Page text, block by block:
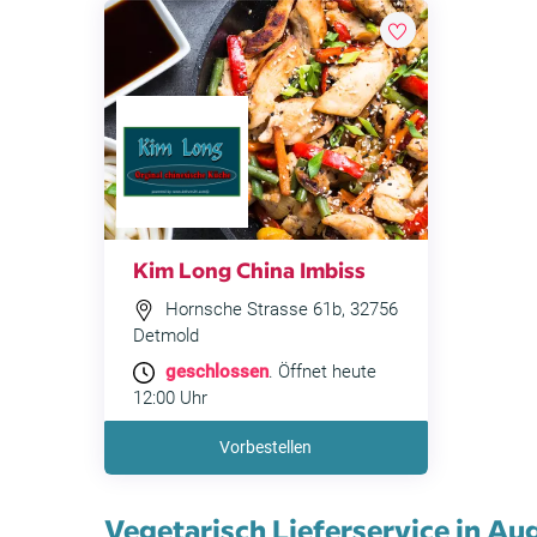
Kim Long China Imbiss
Hornsche Strasse 61b, 32756
Detmold
geschlossen. Öffnet heute
12:00 Uhr
Vorbestellen
Vegetarisch Lieferservice in